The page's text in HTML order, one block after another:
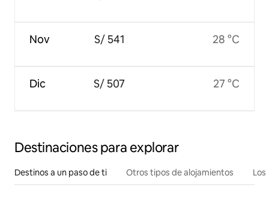
Nov
Dic
S/ 541
S/ 507
28 °C
27 °C
Destinaciones para explorar
Destinos a un paso de ti Otros tipos de alojamientos